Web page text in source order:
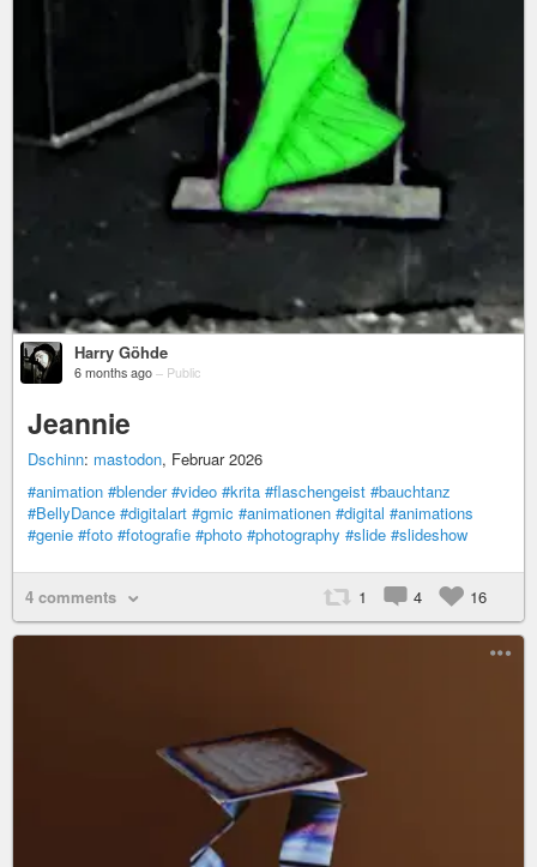
Harry Göhde
6 months ago – Public
Jeannie
Dschinn: mastodon, Februar 2026
#animation #blender #video #krita #flaschengeist #bauchtanz
#BellyDance #digitalart #gmic #animationen #digital #animations
#genie #foto #fotografie #photo #photography #slide #slideshow
4 comments 1 4 16